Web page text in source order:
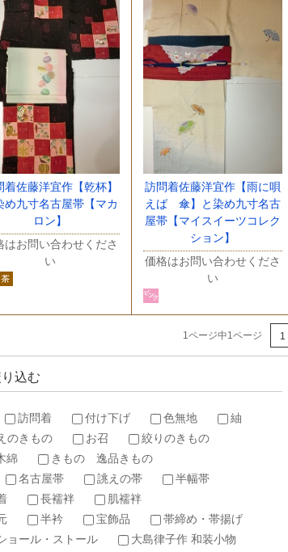
着佐藤洋宜作【乾杯】
め九寸名古屋帯【マカ
ロン】
はお問い合わせくださ
い
訪問着佐藤洋宜作【雨に唄
えば 傘】と染め九寸名古
屋帯【マイスイーツコレク
ション】
価格はお問い合わせくださ
い
1ページ中1ページ 1
込む
訪問着 付け下げ 色無地
紬
のきもの お召
絞りのきもの
綿
きもの 逸品きもの
名古屋帯 誂えの帯
半幅帯
長襦袢
肌襦袢
半衿 宝飾品
帯締め・帯揚げ
ョール・ストール
大島律子作 和装小物